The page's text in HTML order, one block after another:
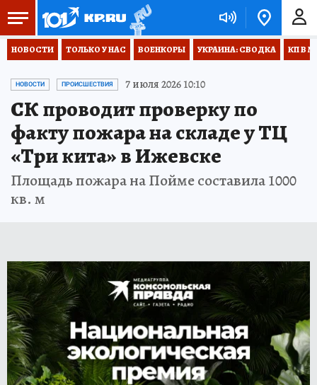
НОВОСТИ ТОЛЬКО У НАС ВОЕНКОРЫ УКРАИНА: СВОДКА КП В
НОВОСТИ ПРОИСШЕСТВИЯ 7 июля 2026 10:10
СК проводит проверку по
факту пожара на складе у ТЦ
«Три кита» в Ижевске
Площадь пожара на Пойме составила 1000
кв. м